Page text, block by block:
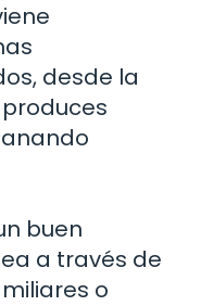
desde la
buen
a través de
o